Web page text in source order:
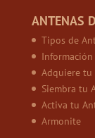
ANTENAS
Tipos de
Adquiere tu
Siembra tu
Activa tu
Armonite